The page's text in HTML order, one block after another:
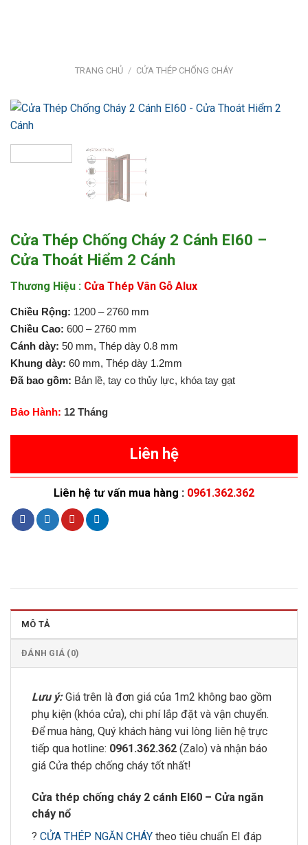
TRANG CHỦ / CỬA THÉP CHỐNG CHÁY
Cửa Thép Chống Cháy 2 Cánh EI60 –
Cửa Thoát Hiểm 2 Cánh
Thương Hiệu : Cửa Thép Vân Gỗ Alux
Chiều Rộng: 1200 – 2760 mm
Chiều Cao: 600 – 2760 mm
Cánh dày: 50 mm, Thép dày 0.8 mm
Khung dày: 60 mm, Thép dày 1.2mm
Đã bao gồm: Bản lề, tay co thủy lực, khóa tay gạt
Bảo Hành: 12 Tháng
Liên hệ
Liên hệ tư vấn mua hàng : 0961.362.362
MÔ TẢ
ĐÁNH GIÁ (0)
Lưu ý: Giá trên là đơn giá của 1m2 không bao gồm
phụ kiện (khóa cửa), chi phí lắp đặt và vận chuyển.
Để mua hàng, Quý khách hàng vui lòng liên hệ trực
tiếp qua hotline: 0961.362.362 (Zalo) và nhận báo
giá Cửa thép chống cháy tốt nhất!
Cửa thép chống cháy 2 cánh EI60 – Cửa ngăn
cháy nổ
? CỬA THÉP NGĂN CHÁY theo tiêu chuẩn EI đáp